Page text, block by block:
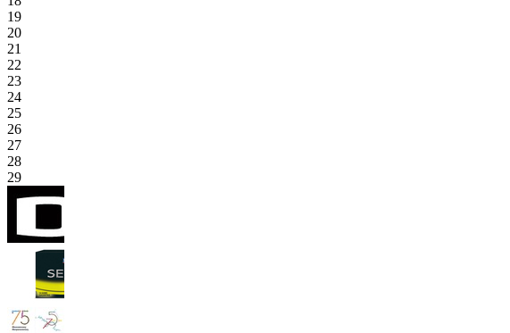
19
20
21
22
23
24
25
26
27
28
29